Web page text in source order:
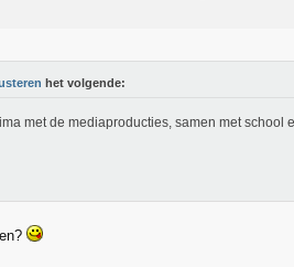
het volgende:
met de mediaproducties, samen met school